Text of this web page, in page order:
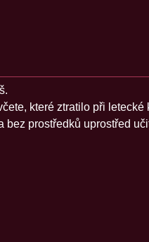
které ztratilo při letecké
bez prostředků uprostřed